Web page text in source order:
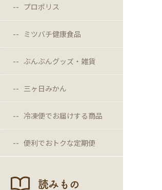
プロポリス
ミツバチ健康食品
ぶんぶんグッズ・雑貨
三ヶ日みかん
冷凍便でお届けする商品
便利でおトクな定期便
読みもの